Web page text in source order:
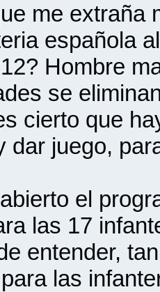
me extraña
española
Hombre
se
cierto que
dar juego,
el
las 17
entender,
las